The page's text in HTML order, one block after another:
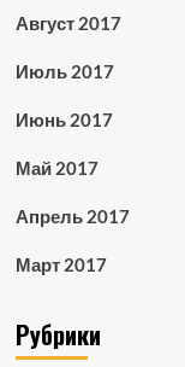
Август 2017
Июль 2017
Июнь 2017
Май 2017
Апрель 2017
Март 2017
Рубрики